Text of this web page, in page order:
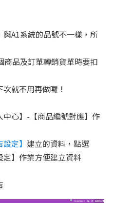
A1系統的品號不一樣，所
商品及訂單轉銷貨單時要扣
就不用再做囉！
心】-【商品編號對應】作
設定】 建立的資料，點選
定】作業方便建立資料